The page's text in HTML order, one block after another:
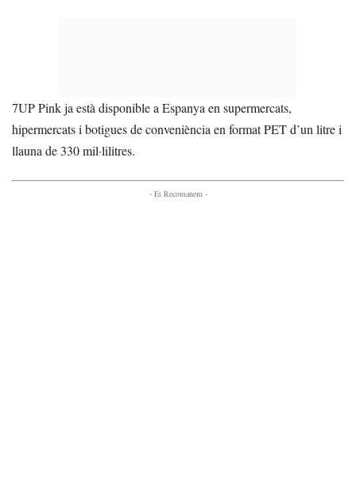
7UP Pink ja està disponible a Espanya en supermercats,
hipermercats i botigues de conveniència en format PET d’un litre i
llauna de 330 mil·lilitres.
- Et Recomanem -